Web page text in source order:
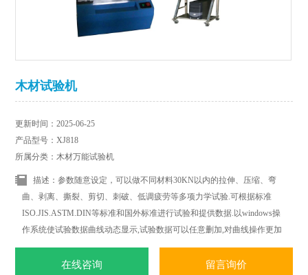
木材试验机
更新时间：2025-06-25
产品型号：XJ818
所属分类：木材万能试验机
描述：参数随意设定，可以做不同材料30KN以内的拉伸、压缩、弯
曲、剥离、撕裂、剪切、刺破、低调疲劳等多项力学试验.可根据标准
ISO.JIS.ASTM.DIN等标准和国外标准进行试验和提供数据.以windows操
作系统使试验数据曲线动态显示,试验数据可以任意删加,对曲线操作更加
简便.轻松.随时随地都可以进行曲线遍历.叠加.分离.缩放.打印等全电子显
在线咨询 留言询价